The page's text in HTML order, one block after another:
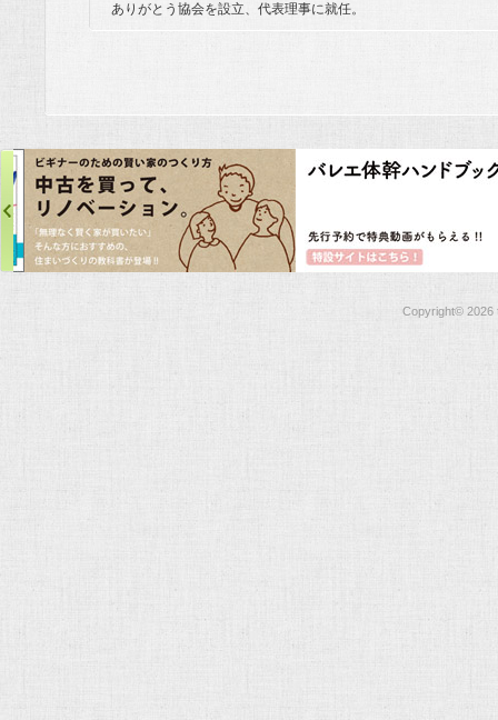
ありがとう協会を設立、代表理事に就任。
Copyright© 2026